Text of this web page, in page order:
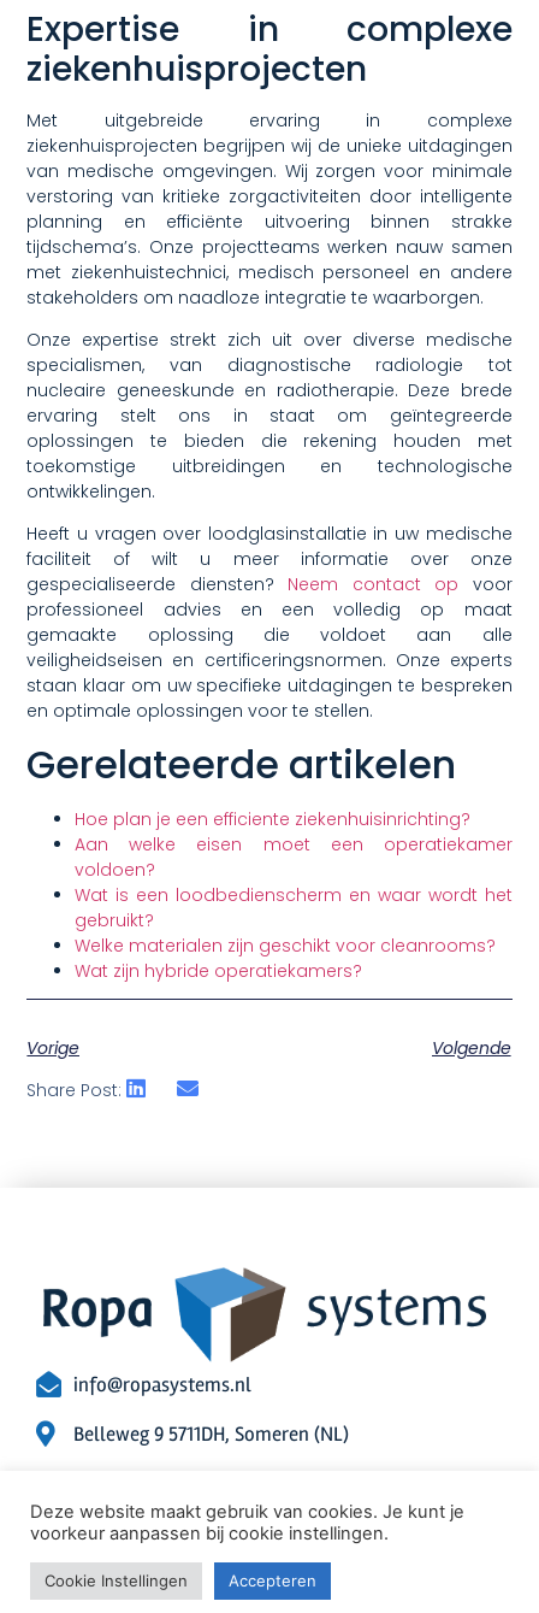
Expertise in complexe
ziekenhuisprojecten
Met uitgebreide ervaring in complexe
ziekenhuisprojecten begrijpen wij de unieke uitdagingen
van medische omgevingen. Wij zorgen voor minimale
verstoring van kritieke zorgactiviteiten door intelligente
planning en efficiënte uitvoering binnen strakke
tijdschema’s. Onze projectteams werken nauw samen
met ziekenhuistechnici, medisch personeel en andere
stakeholders om naadloze integratie te waarborgen.
Onze expertise strekt zich uit over diverse medische
specialismen, van diagnostische radiologie tot
nucleaire geneeskunde en radiotherapie. Deze brede
ervaring stelt ons in staat om geïntegreerde
oplossingen te bieden die rekening houden met
toekomstige uitbreidingen en technologische
ontwikkelingen.
Heeft u vragen over loodglasinstallatie in uw medische
faciliteit of wilt u meer informatie over onze
gespecialiseerde diensten? Neem contact op voor
professioneel advies en een volledig op maat
gemaakte oplossing die voldoet aan alle
veiligheidseisen en certificeringsnormen. Onze experts
staan klaar om uw specifieke uitdagingen te bespreken
en optimale oplossingen voor te stellen.
Gerelateerde artikelen
Hoe plan je een efficiente ziekenhuisinrichting?
Aan welke eisen moet een operatiekamer
voldoen?
Wat is een loodbedienscherm en waar wordt het
gebruikt?
Welke materialen zijn geschikt voor cleanrooms?
Wat zijn hybride operatiekamers?
Vorige
Volgende
Share Post:
info@ropasystems.nl
Belleweg 9 5711DH, Someren (NL)
KvK: 17156853
© Ropasystems. All rights reserved
Deze website maakt gebruik van cookies. Je kunt je
voorkeur aanpassen bij cookie instellingen.
Cookie Instellingen Accepteren